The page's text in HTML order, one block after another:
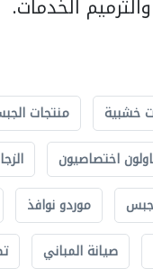
الخدمات.
خشبية منتجات
اختصاصيون
موردو نوافذ
صيانة المباني